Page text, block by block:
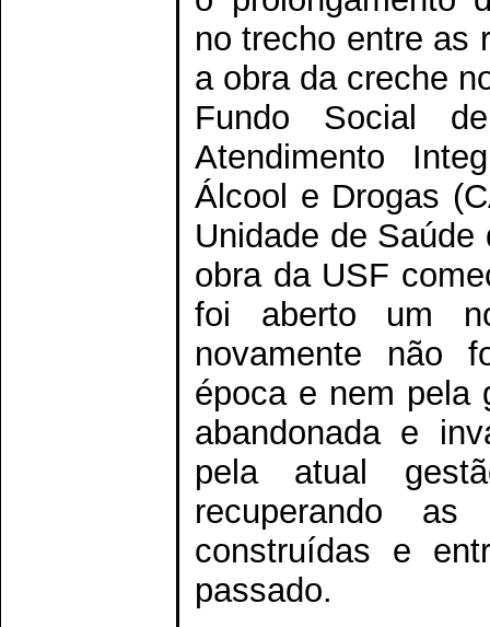
no trecho entre as
a obra da creche
Fundo Social
Atendimento
Álcool e Drogas
Unidade de
obra da USF
foi aberto um
novamente não
época e nem pela
abandonada e
pela atual
recuperando
construídas e
passado.